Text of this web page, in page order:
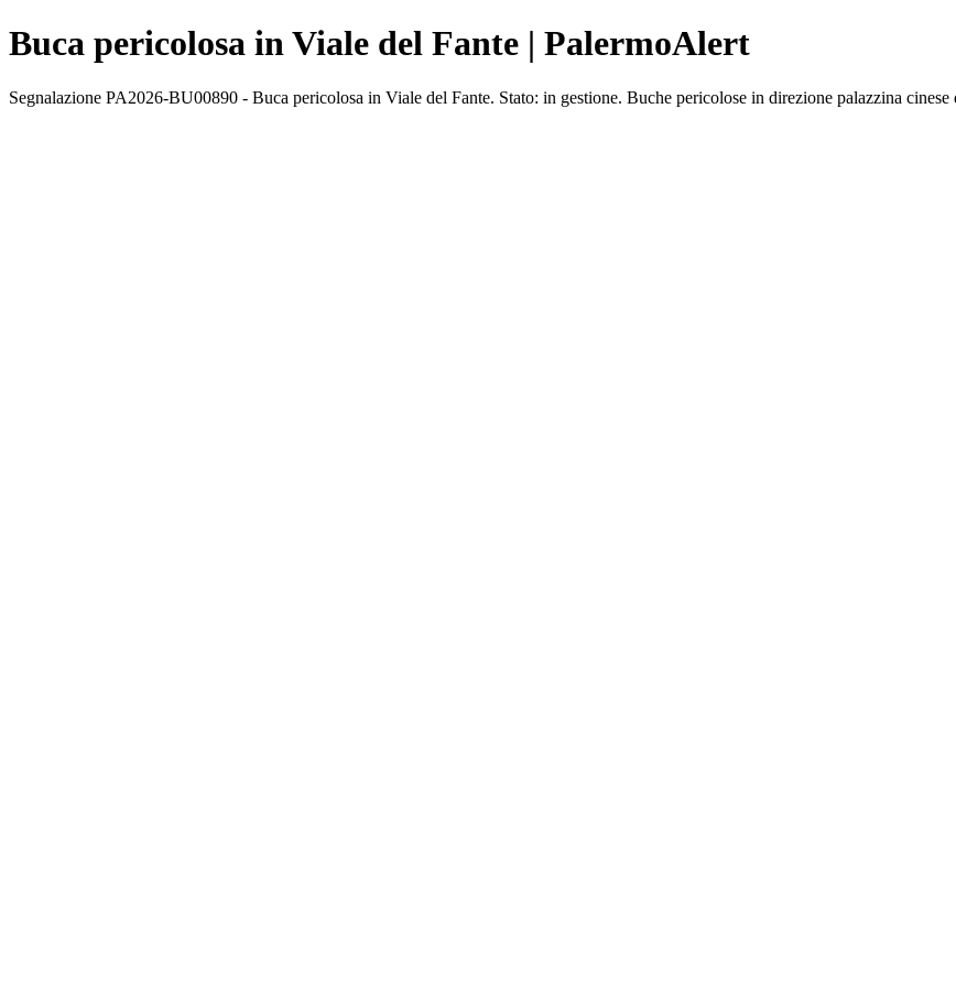
Buca pericolosa in Viale del Fante | PalermoAlert
Segnalazione PA2026-BU00890 - Buca pericolosa in Viale del Fante. Stato: in gestione. Buche pericolose in direzione palazzina